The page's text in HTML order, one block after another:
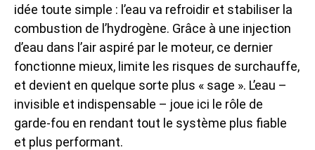
idée toute simple : l’eau va refroidir et stabiliser la
combustion de l’hydrogène. Grâce à une injection
d’eau dans l’air aspiré par le moteur, ce dernier
fonctionne mieux, limite les risques de surchauffe,
et devient en quelque sorte plus « sage ». L’eau –
invisible et indispensable – joue ici le rôle de
garde-fou en rendant tout le système plus fiable
et plus performant.